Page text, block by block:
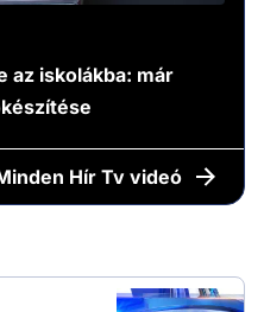
az iskolákba: már
Hír Tv videó